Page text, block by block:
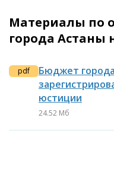
Материалы по
города Астаны
pdf
Бюджет
юстиции​
24.52 Мб